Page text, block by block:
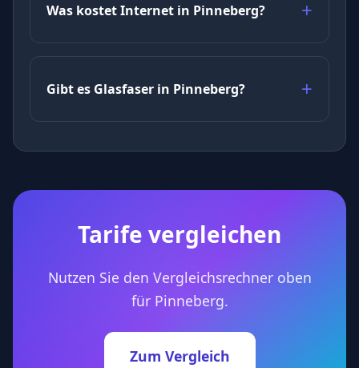
Was kostet Internet in Pinneberg?
Gibt es Glasfaser in Pinneberg?
Tarife vergleichen
Nutzen Sie den Vergleichsrechner oben
für Pinneberg.
Zum Vergleich